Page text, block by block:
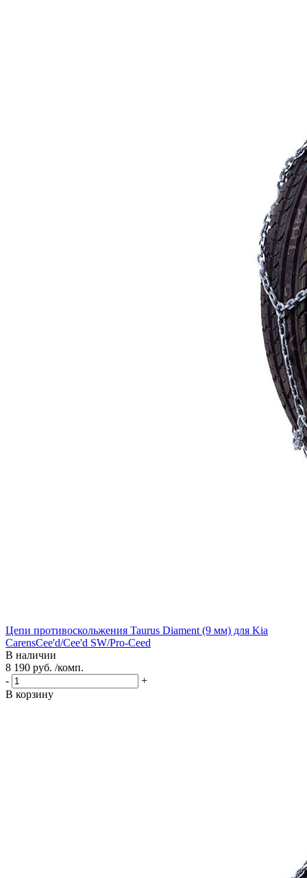
Цепи противоскольжения Taurus Diament (9 мм) для Kia
CarensCee'd/Cee'd SW/Pro-Ceed
В наличии
8 190 руб. /комп.
-
+
В корзину